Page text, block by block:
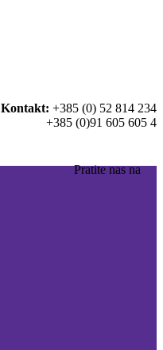
Kontakt: +385 (0) 52 814 234
+385 (0)91 605 605 4
Pratite nas na